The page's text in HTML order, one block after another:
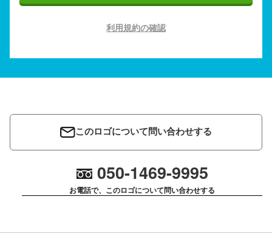
利用規約の確認
このロゴについて問い合わせする
050-1469-9995
お電話で、このロゴについて問い合わせする